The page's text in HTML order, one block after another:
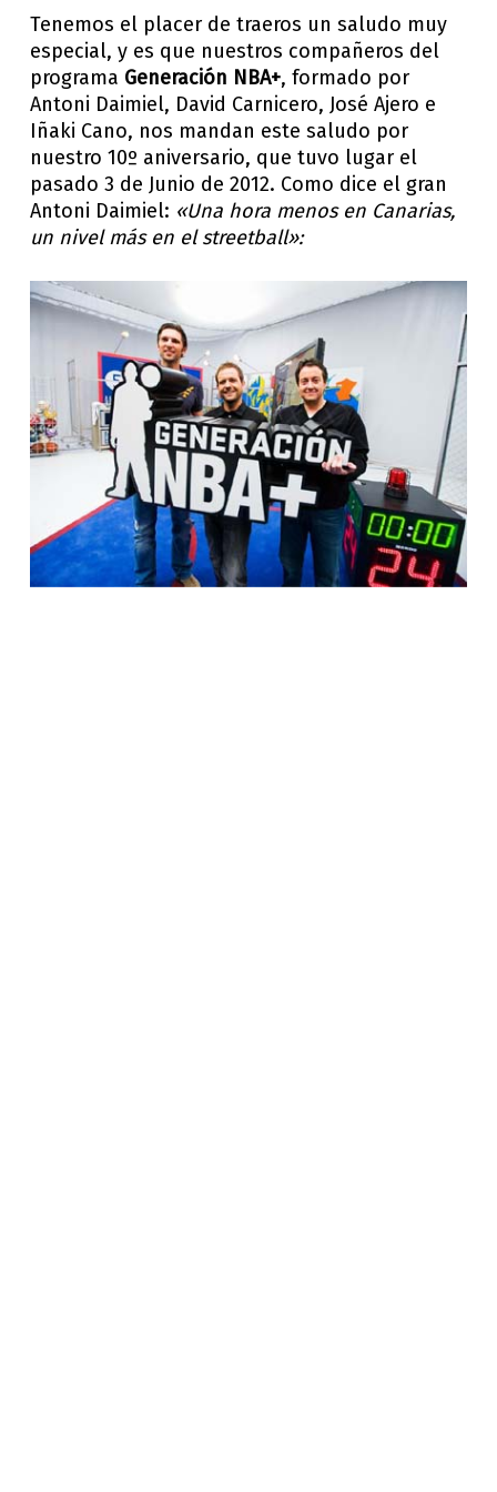
Tenemos el placer de traeros un saludo muy
especial, y es que nuestros compañeros del
programa Generación NBA+, formado por
Antoni Daimiel, David Carnicero, José Ajero e
Iñaki Cano, nos mandan este saludo por
nuestro 10º aniversario, que tuvo lugar el
pasado 3 de Junio de 2012. Como dice el gran
Antoni Daimiel: «Una hora menos en Canarias,
un nivel más en el streetball»: